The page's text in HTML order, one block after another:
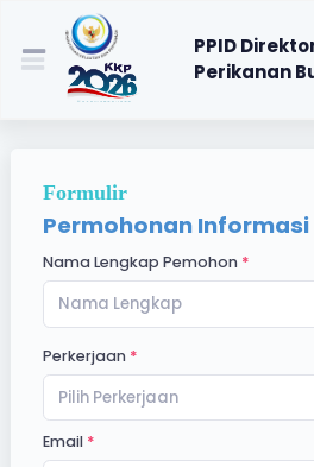
PPID
Perikanan
Formulir
Permohonan Informasi
Nama Lengkap Pemohon
Perkerjaan
Pilih Perkerjaan
Email